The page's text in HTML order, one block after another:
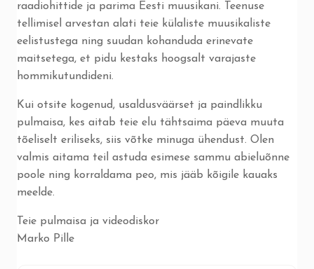
raadiohittide ja parima Eesti muusikani. Teenuse
tellimisel arvestan alati teie külaliste muusikaliste
eelistustega ning suudan kohanduda erinevate
maitsetega, et pidu kestaks hoogsalt varajaste
hommikutundideni.
Kui otsite kogenud, usaldusväärset ja paindlikku
pulmaisa, kes aitab teie elu tähtsaima päeva muuta
tõeliselt eriliseks, siis võtke minuga ühendust. Olen
valmis aitama teil astuda esimese sammu abieluõnne
poole ning korraldama peo, mis jääb kõigile kauaks
meelde.
Teie pulmaisa ja videodiskor
Marko Pille